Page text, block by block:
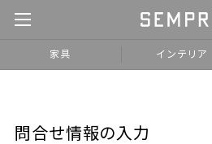
家具 インテリア
問合せ情報の入力